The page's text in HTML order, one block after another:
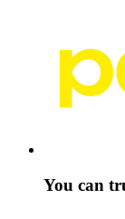
You can